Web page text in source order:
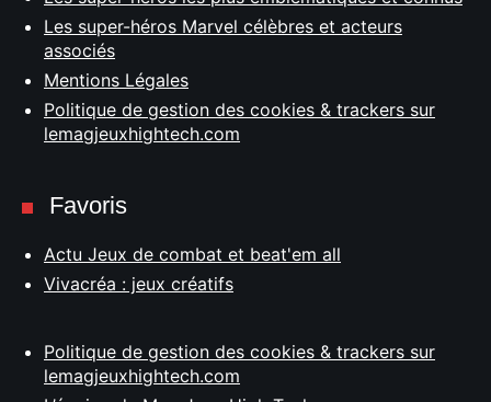
Les super-héros Marvel célèbres et acteurs
associés
Mentions Légales
Politique de gestion des cookies & trackers sur
lemagjeuxhightech.com
Favoris
Actu Jeux de combat et beat'em all
Vivacréa : jeux créatifs
Politique de gestion des cookies & trackers sur
lemagjeuxhightech.com